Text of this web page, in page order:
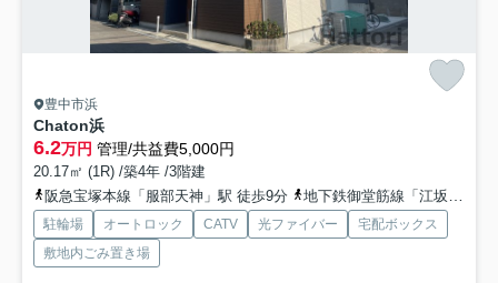
豊中市浜
Chaton浜
6.2万円 管理/共益費5,000円
20.17㎡ (1R) /築4年 /3階建
阪急宝塚本線「服部天神」駅 徒歩9分
地下鉄御堂筋線「江坂」駅 徒歩26分
駐輪場 オートロック CATV 光ファイバー
宅配ボックス
敷地内ごみ置き場